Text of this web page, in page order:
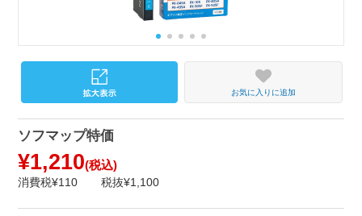
お気に入りに追加
ソフマップ特価
¥1,210(税込)
消費税¥110 税抜¥1,100